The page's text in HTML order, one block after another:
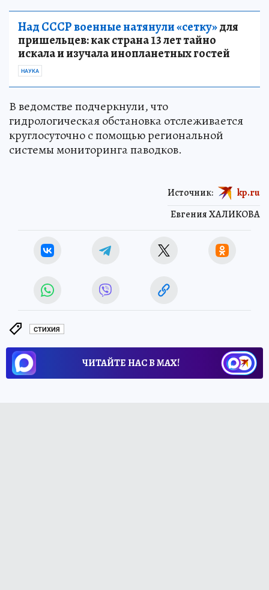
Над СССР военные натянули «сетку»для
пришельцев: как страна 13 лет тайно
искала и изучала инопланетных гостей
НАУКА
В ведомстве подчеркнули, что
гидрологическая обстановка отслеживается
круглосуточно с помощью региональной
системы мониторинга паводков.
Евгения ХАЛИКОВА
Источник: kp.ru
СТИХИЯ
ЧИТАЙТЕ НАС В МАХ!